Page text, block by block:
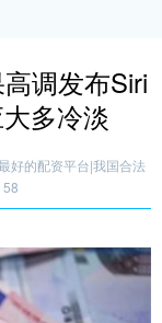
调发布Siri
多冷淡
好的配资平台|我国合法
58